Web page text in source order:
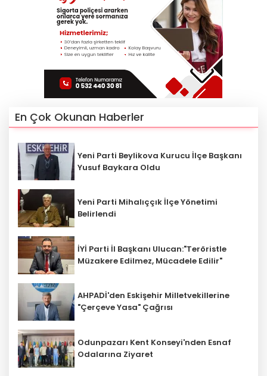
En Çok Okunan Haberler
Yeni Parti Beylikova Kurucu İlçe Başkanı
Yusuf Baykara Oldu
Yeni Parti Mihalıççık İlçe Yönetimi
Belirlendi
İYİ Parti İl Başkanı Ulucan:"Teröristle
Müzakere Edilmez, Mücadele Edilir"
AHPADİ'den Eskişehir Milletvekillerine
"Çerçeve Yasa" Çağrısı
Odunpazarı Kent Konseyi'nden Esnaf
Odalarına Ziyaret